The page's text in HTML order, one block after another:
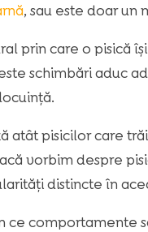
, sau este doar un
prin care o pisică
schimbări aduc
atât pisicilor care
vorbim despre
distincte în
ce comportamente